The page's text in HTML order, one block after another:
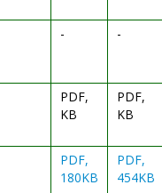
- -
PDF,
KB
PDF,
KB
PDF,
180KB
PDF,
454KB